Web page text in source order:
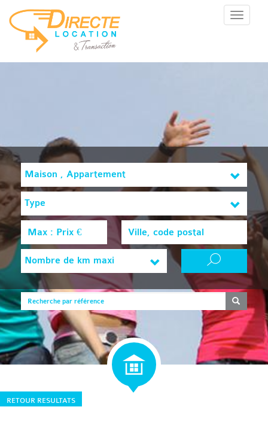
Menu
Maison , Appartement
Type
Nombre de km maxi
RETOUR RESULTATS